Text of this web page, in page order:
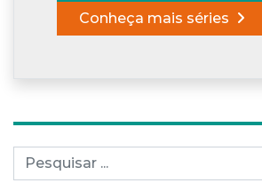
Conheça mais séries
Pesquisar por: